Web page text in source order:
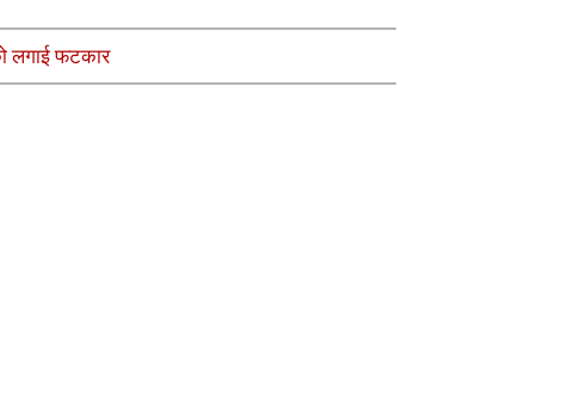
लगाई फटकार